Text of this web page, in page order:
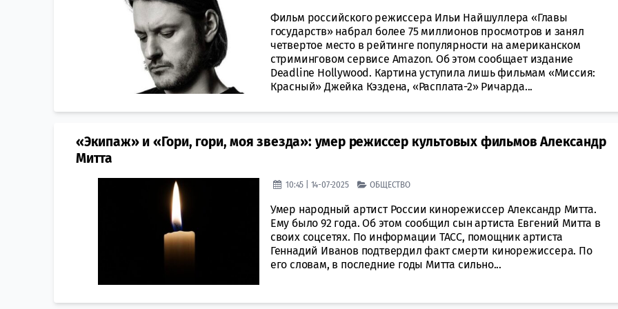
Фильм российского режиссера Ильи Найшуллера «Главы
государств» набрал более 75 миллионов просмотров и занял
четвертое место в рейтинге популярности на американском
стриминговом сервисе Amazon. Об этом сообщает издание
Deadline Hollywood. Картина уступила лишь фильмам «Миссия:
Красный» Джейка Кэздена, «Расплата-2» Ричарда...
«Экипаж» и «Гори, гори, моя звезда»: умер режиссер культовых фильмов Александр
Митта
10:45 | 14-07-2025 ОБЩЕСТВО
Умер народный артист России кинорежиссер Александр Митта.
Ему было 92 года. Об этом сообщил сын артиста Евгений Митта в
своих соцсетях. По информации ТАСС, помощник артиста
Геннадий Иванов подтвердил факт смерти кинорежиссера. По
его словам, в последние годы Митта сильно...